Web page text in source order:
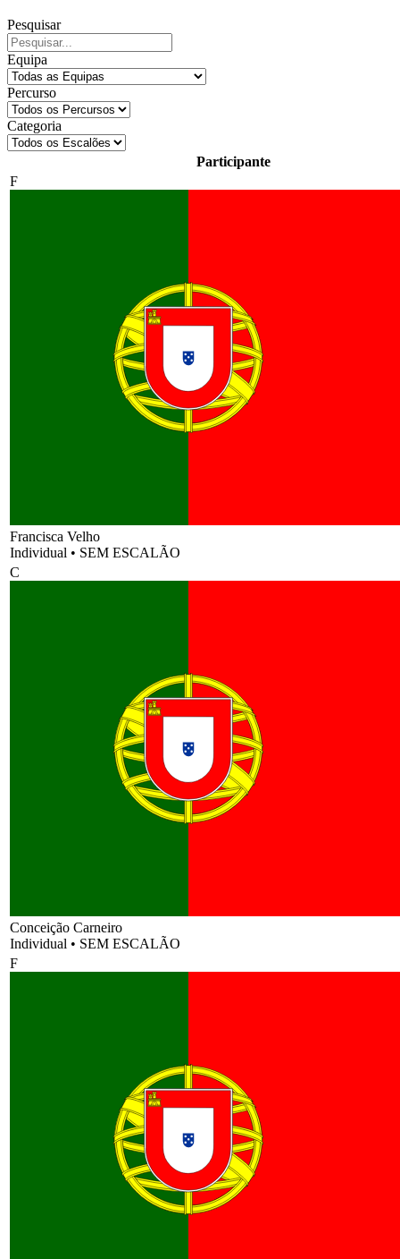
Pesquisar
Equipa
Percurso
Categoria
Participante
F
Francisca Velho
Individual • SEM ESCALÃO
C
Conceição Carneiro
Individual • SEM ESCALÃO
F